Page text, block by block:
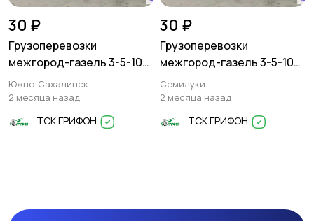
30 ₽
Грузоперевозки
межгород-газель 3-5-10
тонн
Южно-Сахалинск
2 месяца назад
ТСК ГРИФОН
30 ₽
Грузоперевозки
межгород-газель 3-5-10
тонн
Семилуки
2 месяца назад
ТСК ГРИФОН